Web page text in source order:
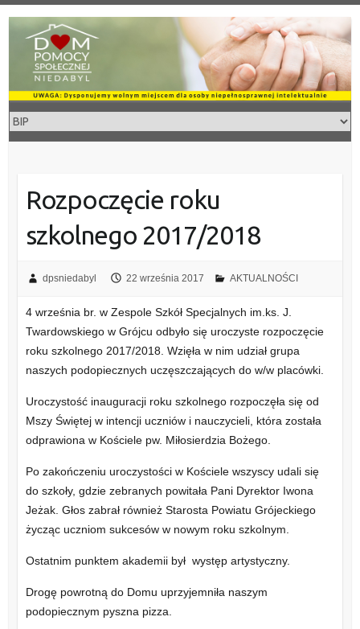
content
Rozpoczęcie roku
szkolnego 2017/2018
dpsniedabyl 22 września 2017 AKTUALNOŚCI
4 września br. w Zespole Szkół Specjalnych im.ks. J.
Twardowskiego w Grójcu odbyło się uroczyste rozpoczęcie
roku szkolnego 2017/2018. Wzięła w nim udział grupa
naszych podopiecznych uczęszczających do w/w placówki.
Uroczystość inauguracji roku szkolnego rozpoczęła się od
Mszy Świętej w intencji uczniów i nauczycieli, która została
odprawiona w Kościele pw. Miłosierdzia Bożego.
Po zakończeniu uroczystości w Kościele wszyscy udali się
do szkoły, gdzie zebranych powitała Pani Dyrektor Iwona
Jeżak. Głos zabrał również Starosta Powiatu Grójeckiego
życząc uczniom sukcesów w nowym roku szkolnym.
Ostatnim punktem akademii był występ artystyczny.
Drogę powrotną do Domu uprzyjemniła naszym
podopiecznym pyszna pizza.